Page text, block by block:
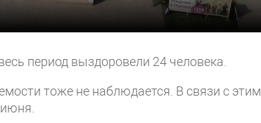
период выздоровели 24 человека.
тоже не наблюдается. В связи с этим